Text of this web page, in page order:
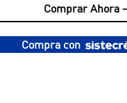
Comprar Ahora
Compra con